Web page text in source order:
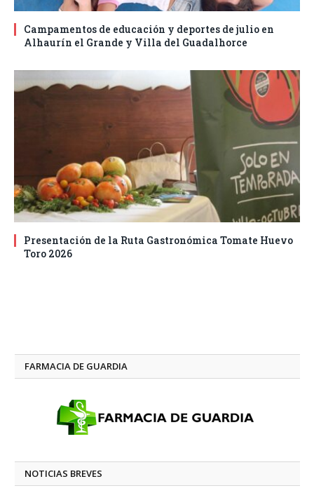
Campamentos de educación y deportes de julio en
Alhaurín el Grande y Villa del Guadalhorce
Presentación de la Ruta Gastronómica Tomate Huevo
Toro 2026
FARMACIA DE GUARDIA
NOTICIAS BREVES